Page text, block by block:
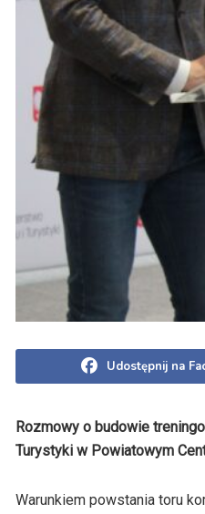
Udostępnij na
Rozmowy o budowie
Turystyki w Powiatowym
Warunkiem powstania toru